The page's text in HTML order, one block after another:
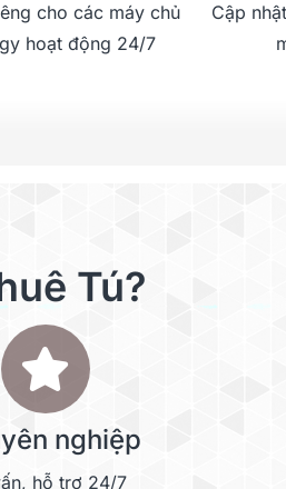
cho các máy chủ
hoạt động 24/7
Cập
Tú?
nghiệp
hỗ trợ 24/7